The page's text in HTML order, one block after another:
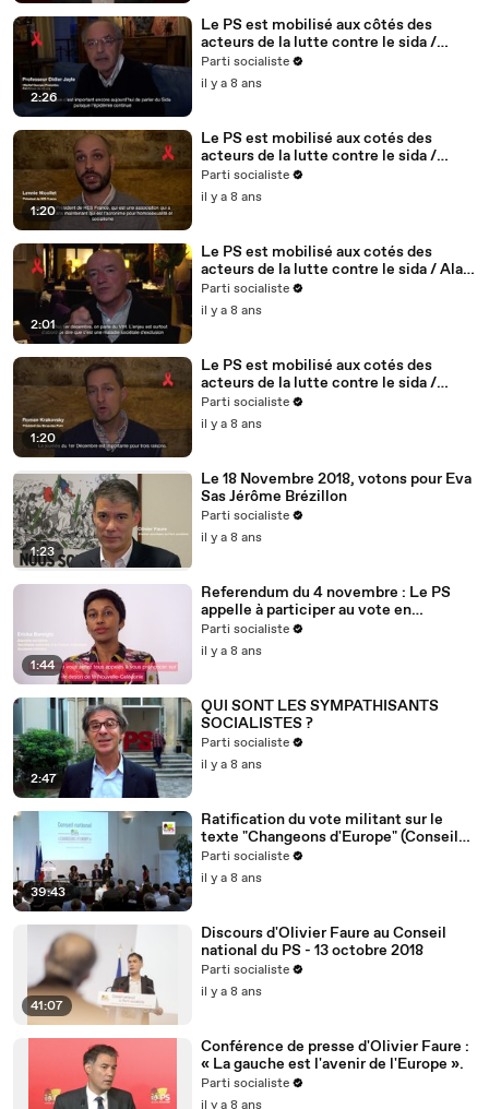
2:26
Le PS est mobilisé aux côtés des
acteurs de la lutte contre le sida /
Didier Jayle, médecin, fondateur du
site vih.org - 1/5
Parti socialiste
il y a 8 ans
1:20
Le PS est mobilisé aux cotés des
acteurs de la lutte contre le sida /
Lennie Nicollet, président de HES -
5/5
Parti socialiste
il y a 8 ans
2:01
Le PS est mobilisé aux cotés des
acteurs de la lutte contre le sida / Alain
BONNINEAU, président de AIDES IDF /
4/5
Parti socialiste
il y a 8 ans
1:20
Le PS est mobilisé aux cotés des
acteurs de la lutte contre le sida /
Roman Krakovsky, président de
Séropotes - 3/5
Parti socialiste
il y a 8 ans
1:23
Le 18 Novembre 2018, votons pour Eva
Sas Jérôme Brézillon
Parti socialiste
il y a 8 ans
1:44
Referendum du 4 novembre : Le PS
appelle à participer au vote en
Nouvelle-Calédonie
Parti socialiste
il y a 8 ans
2:47
QUI SONT LES SYMPATHISANTS
SOCIALISTES ?
Parti socialiste
il y a 8 ans
39:43
Ratification du vote militant sur le
texte "Changeons d'Europe" (Conseil
national du 13/10/2018)
Parti socialiste
il y a 8 ans
41:07
Discours d'Olivier Faure au Conseil
national du PS - 13 octobre 2018
Parti socialiste
il y a 8 ans
Conférence de presse d'Olivier Faure :
« La gauche est l'avenir de l'Europe ».
Parti socialiste